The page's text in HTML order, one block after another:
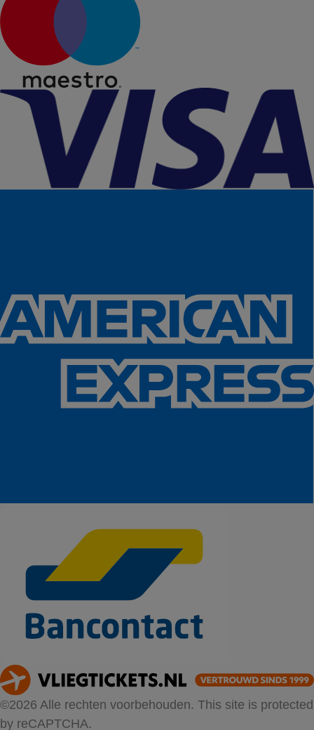
©2026 Alle rechten voorbehouden. This site is protected
by reCAPTCHA.